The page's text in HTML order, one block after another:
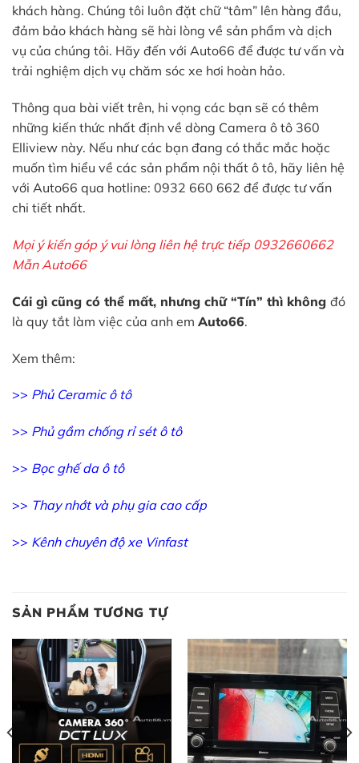
khách hàng. Chúng tôi luôn đặt chữ “tâm” lên hàng đầu,
đảm bảo khách hàng sẽ hài lòng về sản phẩm và dịch
vụ của chúng tôi. Hãy đến với Auto66 để được tư vấn và
trải nghiệm dịch vụ chăm sóc xe hơi hoàn hảo.
Thông qua bài viết trên, hi vọng các bạn sẽ có thêm
những kiến thức nhất định về dòng Camera ô tô 360
Elliview này. Nếu như các bạn đang có thắc mắc hoặc
muốn tìm hiểu về các sản phẩm nội thất ô tô, hãy liên hệ
với Auto66 qua hotline: 0932 660 662 để được tư vấn
chi tiết nhất.
Mọi ý kiến góp ý vui lòng liên hệ trực tiếp 0932660662
Mẫn Auto66
Cái gì cũng có thể mất, nhưng chữ “Tín” thì không đó
là quy tắt làm việc của anh em Auto66.
Xem thêm:
>> Phủ Ceramic ô tô
>> Phủ gầm chống rỉ sét ô tô
>> Bọc ghế da ô tô
>> Thay nhớt và phụ gia cao cấp
>> Kênh chuyên độ xe Vinfast
SẢN PHẨM TƯƠNG TỰ